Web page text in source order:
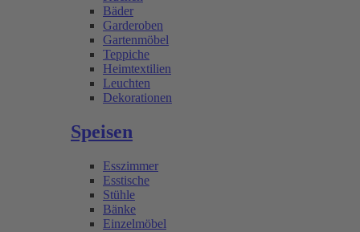
Bäder
Garderoben
Gartenmöbel
Teppiche
Heimtextilien
Leuchten
Dekorationen
Speisen
Esszimmer
Esstische
Stühle
Bänke
Einzelmöbel